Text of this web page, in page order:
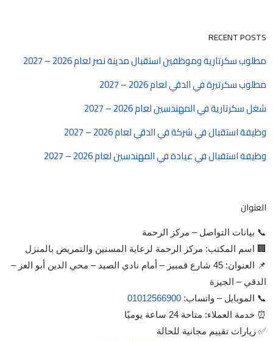
RECENT POSTS
مطلوب سكرتارية وموظفين استقبال مدينة نصر لعام 2026 – 2027
مطلوب سكرتيرة في الدقي لعام 2026 – 2027
شغل سكرتارية في المهندسين لعام 2026 – 2027
وظيفة استقبال في شركة في الدقي لعام 2026 – 2027
وظيفة استقبال في عيادة في المهندسين لعام 2026 – 2027
العنوان
📞 بيانات التواصل – مركز الرحمة
🏢 اسم المكتب: مركز الرحمة لرعاية المسنين والتمريض بالمنزل
📌 العنوان: 45 شارع قمبيز – أمام نادي الصيد – محي الدين أبو العز –
الدقي – الجيزة
📞 الموبايل – واتساب:01012566900
⏰ خدمة العملاء: متاحة 24 ساعة يوميًا
✅ زيارات تقييم مجانية للحالة